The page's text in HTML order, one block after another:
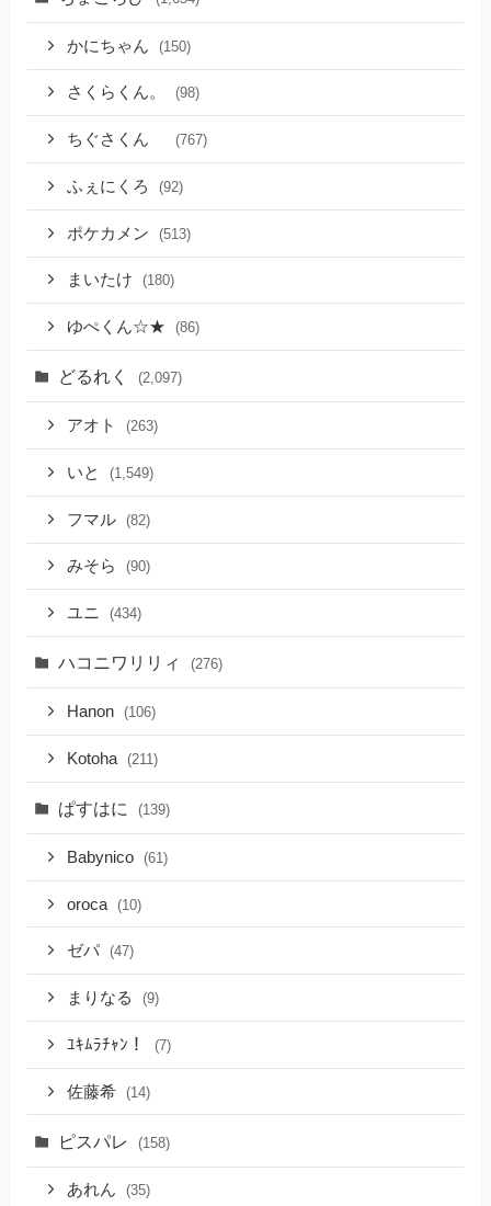
かにちゃん (150)
さくらくん。 (98)
ちぐさくん (767)
ふぇにくろ (92)
ポケカメン (513)
まいたけ (180)
ゆぺくん☆★ (86)
どるれく (2,097)
アオト (263)
いと (1,549)
フマル (82)
みそら (90)
ユニ (434)
ハコニワリリィ (276)
Hanon (106)
Kotoha (211)
ぱすはに (139)
Babynico (61)
oroca (10)
ゼパ (47)
まりなる (9)
ﾕｷﾑﾗﾁｬﾝ！ (7)
佐藤希 (14)
ピスパレ (158)
あれん (35)